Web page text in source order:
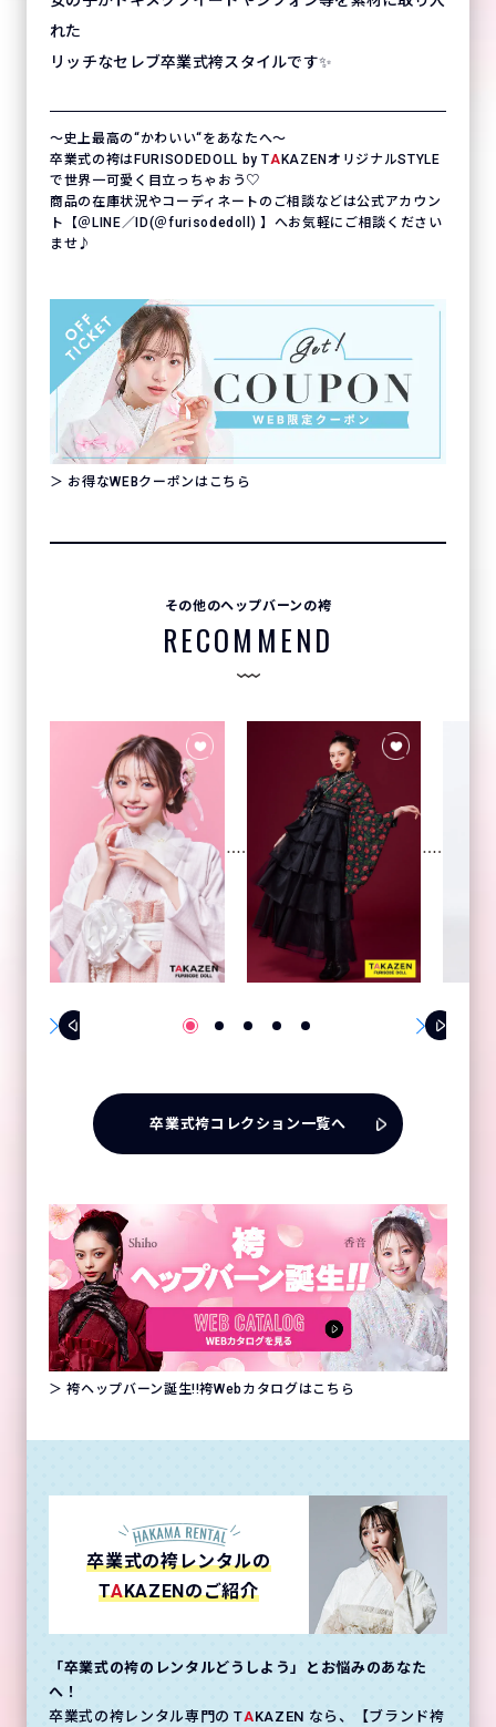
れた
リッチなセレブ卒業式袴スタイルです✨
〜史上最高の“かわいい“をあなたへ〜
卒業式の袴はFURISODEDOLL by TAKAZENオリジナルSTYLE
で世界一可愛く目立っちゃおう♡
商品の在庫状況やコーディネートのご相談などは公式アカウン
ト【＠LINE／ID(＠furisodedoll) 】へお気軽にご相談ください
ませ♪
＞ お得なWEBクーポンはこちら
その他のヘップバーンの袴
RECOMMEND
卒業式袴コレクション一覧へ
＞ 袴ヘップバーン誕生!!袴Webカタログはこちら
卒業式の袴レンタルの
TAKAZENのご紹介
「卒業式の袴のレンタルどうしよう」とお悩みのあなた
へ！
卒業式の袴レンタル専門の TAKAZEN なら、【ブランド袴